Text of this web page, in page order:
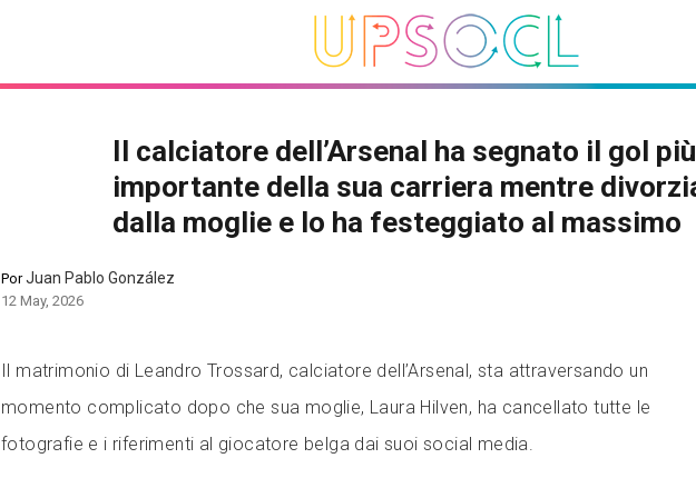
Il calciatore dell’Arsenal ha segnato il gol più
importante della sua carriera mentre
dalla moglie e lo ha festeggiato al massimo
PorJuan Pablo González
12 May, 2026
Il matrimonio di Leandro Trossard, calciatore dell’Arsenal, sta attraversando un
momento complicato dopo che sua moglie, Laura Hilven, ha cancellato tutte le
fotografie e i riferimenti al giocatore belga dai suoi social media.